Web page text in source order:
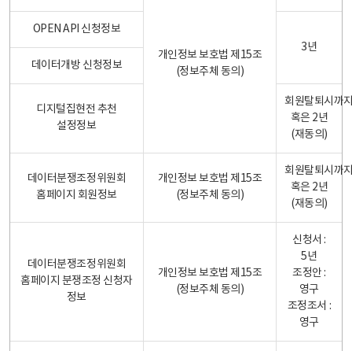
개인정보 보호법 제15조
(정보주체 동의)
OPEN API 신청정보
3년
데이터개방 신청정보
디지털집현전 추천
설정정보
회원탈퇴시까
혹은 2년
(재동의)
데이터분쟁조정위원회
홈페이지 회원정보
개인정보 보호법 제15조
(정보주체 동의)
회원탈퇴시까
혹은 2년
(재동의)
데이터분쟁조정위원회
홈페이지 분쟁조정 신청자
정보
개인정보 보호법 제15조
(정보주체 동의)
신청서 :
5년
조정안 :
영구
조정조서 :
영구